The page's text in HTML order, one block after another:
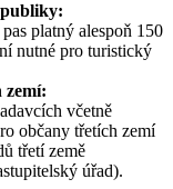
platný alespoň 150
nutné pro turistický
zemí:
včetně
občany třetích zemí
třetí země
úřad).